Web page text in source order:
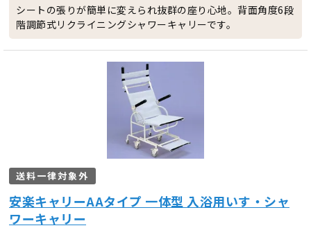
シートの張りが簡単に変えられ抜群の座り心地。背面角度6段
階調節式リクライニングシャワーキャリーです。
送料一律対象外
安楽キャリーAAタイプ 一体型 入浴用いす・シャ
ワーキャリー